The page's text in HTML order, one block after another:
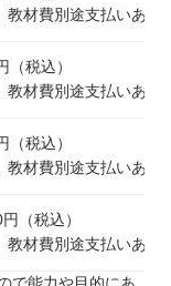
教材費別途支払いあり
（税込）
教材費別途支払いあり
（税込）
教材費別途支払いあり
（税込）
教材費別途支払いあり